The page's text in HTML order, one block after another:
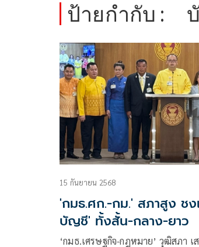
ป้ายกำกับ :
15 กันยายน 2568
'กมธ.ศก.-กม.' สภาสูง ช
บัญชี' ทั้งสั้น-กลาง-ยาว
‘กมธ.เศรษฐกิจ-กฎหมาย’ วุฒิสภา